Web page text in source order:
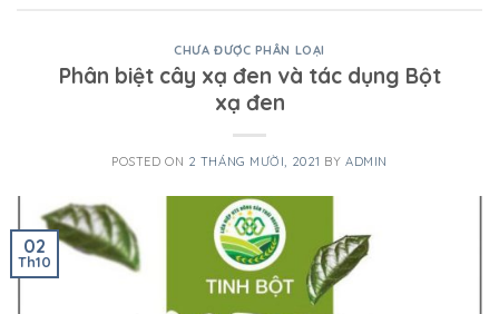
CHƯA ĐƯỢC PHÂN LOẠI
Phân biệt cây xạ đen và tác dụng Bột
xạ đen
POSTED ON 2 THÁNG MƯỜI, 2021 BYADMIN
02
Th10